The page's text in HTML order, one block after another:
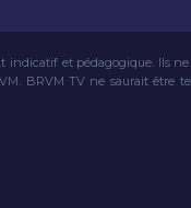
indicatif et pédagogique. Ils
BRVM TV ne saurait être